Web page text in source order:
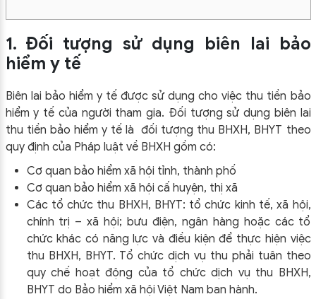
1. Đối tượng sử dụng biên lai bảo
hiểm y tế
Biên lai bảo hiểm y tế được sử dụng cho việc thu tiền bảo
hiểm y tế của người tham gia. Đối tượng sử dụng biên lai
thu tiền bảo hiểm y tế là đối tượng thu BHXH, BHYT theo
quy định của Pháp luật về BHXH gồm có:
Cơ quan bảo hiểm xã hội tỉnh, thành phố
Cơ quan bảo hiểm xã hội cấ huyện, thị xã
Các tổ chức thu BHXH, BHYT: tổ chức kinh tế, xã hội,
chính trị – xã hội; bưu điện, ngân hàng hoặc các tổ
chức khác có năng lực và điều kiện để thực hiện việc
thu BHXH, BHYT. Tổ chức dịch vụ thu phải tuân theo
quy chế hoạt động của tổ chức dịch vụ thu BHXH,
BHYT do Bảo hiểm xã hội Việt Nam ban hành.